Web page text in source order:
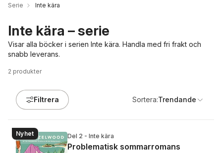
Serie Inte kära
Inte kära – serie
Visar alla böcker i serien Inte kära. Handla med fri frakt och
snabb leverans.
2 produkter
Filtrera Sortera:Trendande
Nyhet Del 2 - Inte kära
Problematisk sommarromans